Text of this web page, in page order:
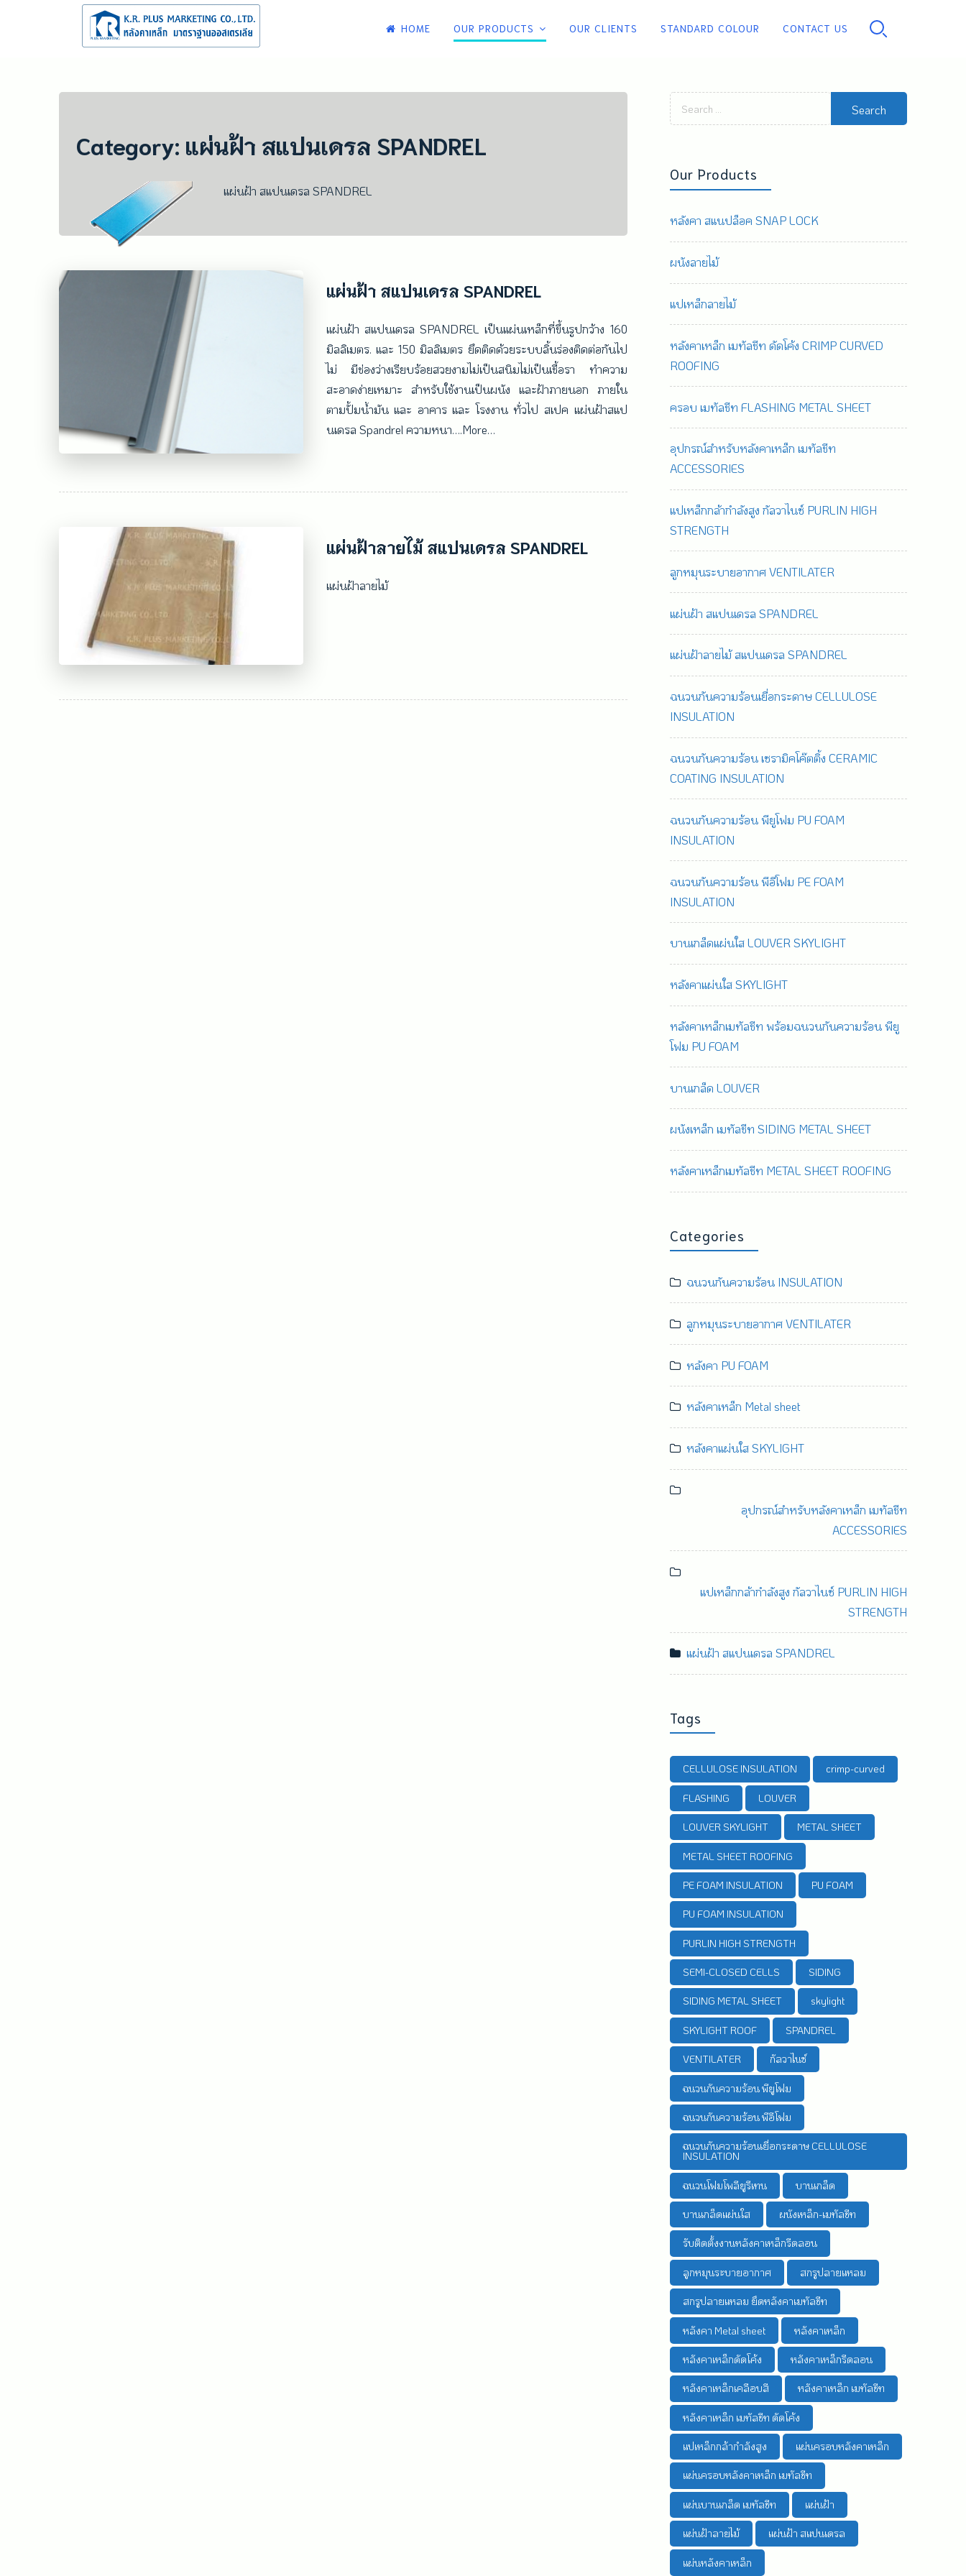
HOME OUR PRODUCTS OUR CLIENTS STANDARD COLOUR CONTACT US
Category: แผ่นฝ้า สแปนเดรล SPANDREL
แผ่นฝ้า สแปนเดรล SPANDREL
แผ่นฝ้า สแปนเดรล SPANDREL
แผ่นฝ้า สแปนเดรล SPANDREL เป็นแผ่นเหล็กที่ขึ้นรูปกว้าง 160
มิลลิเมตร. และ 150 มิลลิเมตร ยึดติดด้วยระบบลิ้นร่องติดต่อกันไป
ไม่ มีช่องว่างเรียบร้อยสวยงามไม่เป็นสนิมไม่เป็นเชื้อรา ทำความ
สะอาดง่ายเหมาะ สำหรับใช้งานเป็นผนัง และฝ้าภายนอก ภายใน
ตามปั้มน้ำมัน และ อาคาร และ โรงงาน ทั่วไป สเปค แผ่นฝ้าสแป
นเดรล Spandrel ความหนา….More…
แผ่นฝ้าลายไม้ สแปนเดรล SPANDREL
แผ่นฝ้าลายไม้
Search
for:
Our Products
หลังคา สแนปล็อค SNAP LOCK
ผนังลายไม้
แปเหล็กลายไม้
หลังคาเหล็ก เมทัลชีท ดัดโค้ง CRIMP CURVED
ROOFING
ครอบ เมทัลชีท FLASHING METAL SHEET
อุปกรณ์สำหรับหลังคาเหล็ก เมทัลชีท
ACCESSORIES
แปเหล็กกล้ากำลังสูง กัลวาไนซ์ PURLIN HIGH
STRENGTH
ลูกหมุนระบายอากาศ VENTILATER
แผ่นฝ้า สแปนเดรล SPANDREL
แผ่นฝ้าลายไม้ สแปนเดรล SPANDREL
ฉนวนกันความร้อนเยื่อกระดาษ CELLULOSE
INSULATION
ฉนวนกันความร้อน เซรามิคโค๊ตติ้ง CERAMIC
COATING INSULATION
ฉนวนกันความร้อน พียูโฟม PU FOAM
INSULATION
ฉนวนกันความร้อน พีอีโฟม PE FOAM
INSULATION
บานเกล็ดแผ่นใส LOUVER SKYLIGHT
หลังคาแผ่นใส SKYLIGHT
หลังคาเหล็กเมทัลชีท พร้อมฉนวนกันความร้อน พียู
โฟม PU FOAM
บานเกล็ด LOUVER
ผนังเหล็ก เมทัลชีท SIDING METAL SHEET
หลังคาเหล็กเมทัลชีท METAL SHEET ROOFING
Categories
ฉนวนกันความร้อน INSULATION
ลูกหมุนระบายอากาศ VENTILATER
หลังคา PU FOAM
หลังคาเหล็ก Metal sheet
หลังคาแผ่นใส SKYLIGHT
อุปกรณ์สำหรับหลังคาเหล็ก เมทัลชีท
ACCESSORIES
แปเหล็กกล้ากำลังสูง กัลวาไนซ์ PURLIN HIGH
STRENGTH
แผ่นฝ้า สแปนเดรล SPANDREL
Tags
CELLULOSE INSULATION crimp-curved
FLASHING LOUVER
LOUVER SKYLIGHT METAL SHEET
METAL SHEET ROOFING
PE FOAM INSULATION PU FOAM
PU FOAM INSULATION
PURLIN HIGH STRENGTH
SEMI-CLOSED CELLS SIDING
SIDING METAL SHEET skylight
SKYLIGHT ROOF SPANDREL
VENTILATER กัลวาไนซ์
ฉนวนกันความร้อน พียูโฟม
ฉนวนกันความร้อน พีอีโฟม
ฉนวนกันความร้อนเยื่อกระดาษ CELLULOSE
INSULATION
ฉนวนโฟมโพลียูรีเทน บานเกล็ด
บานเกล็ดแผ่นใส ผนังเหล็ก-เมทัลชีท
รับติดตั้งงานหลังคาเหล็กรีดลอน
ลูกหมุนระบายอากาศ สกรูปลายแหลม
สกรูปลายแหลม ยึดหลังคาเมทัลชีท
หลังคา Metal sheet หลังคาเหล็ก
หลังคาเหล็กดัดโค้ง หลังคาเหล็กรีดลอน
หลังคาเหล็กเคลือบสี หลังคาเหล็ก เมทัลชีท
หลังคาเหล็ก เมทัลชีท ดัดโค้ง
แปเหล็กกล้ากำลังสูง แผ่นครอบหลังคาเหล็ก
แผ่นครอบหลังคาเหล็ก เมทัลชีท
แผ่นบานเกล็ด เมทัลชีท แผ่นฝ้า
แผ่นฝ้าลายไม้ แผ่นฝ้า สแปนเดรล
แผ่นหลังคาเหล็ก